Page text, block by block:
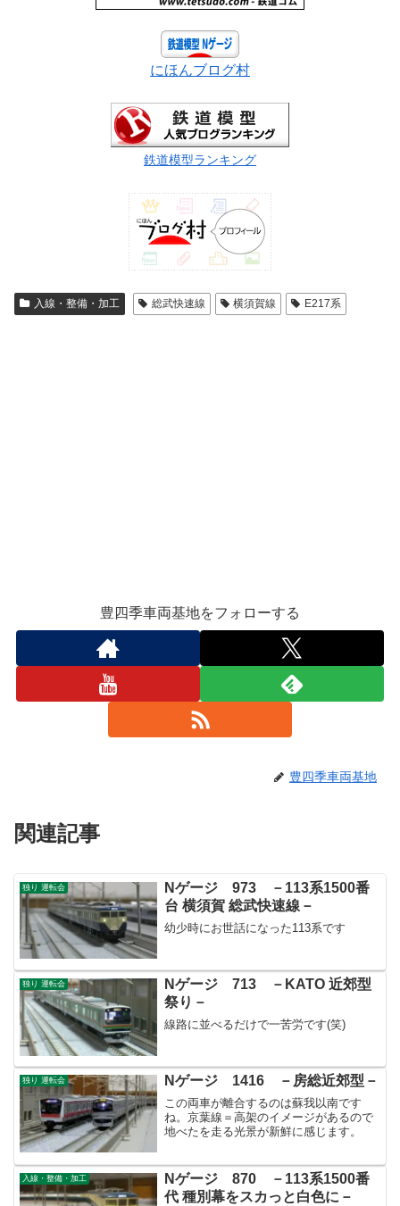
にほんブログ村
鉄道模型ランキング
入線・整備・加工 総武快速線 横須賀線 E217系
豊四季車両基地をフォローする
豊四季車両基地
関連記事
独り 運転会
Nゲージ 973 －113系1500番
台 横須賀 総武快速線－
幼少時にお世話になった113系です
独り 運転会
Nゲージ 713 －KATO 近郊型
祭り－
線路に並べるだけで一苦労です(笑)
独り 運転会 Nゲージ 1416 －房総近郊型－
この両車が離合するのは蘇我以南です
ね。京葉線＝高架のイメージがあるので
地べたを走る光景が新鮮に感じます。
入線・整備・加工
Nゲージ 870 －113系1500番
代 種別幕をスカっと白色に－